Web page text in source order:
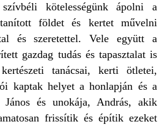
kötelességünk ápolni a
földet és kertet művelni
és szeretettel. Vele együtt a
gazdag tudás és tapasztalat is
tanácsai, kerti ötletei,
kaptak helyet a honlapján és a
János és unokája, András, akik
frissítik és építik ezeket